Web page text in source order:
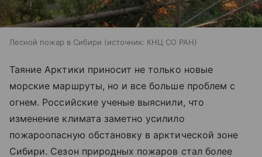
Лесной пожар в Сибири источник: КНЦ СО РАН
Таяние Арктики приносит не только новые
морские маршруты, но и все больше проблем с
огнем. Российские ученые выяснили, что
изменение климата заметно усилило
пожароопасную обстановку в арктической зоне
Сибири. Сезон природных пожаров стал более